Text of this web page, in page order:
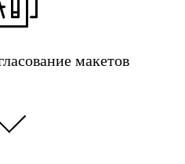
макетов